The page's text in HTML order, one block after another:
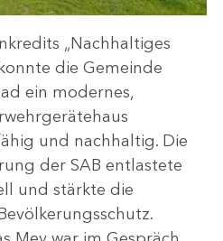
„Nachhaltiges
die Gemeinde
ein modernes,
und nachhaltig. Die
der SAB entlastete
und stärkte die